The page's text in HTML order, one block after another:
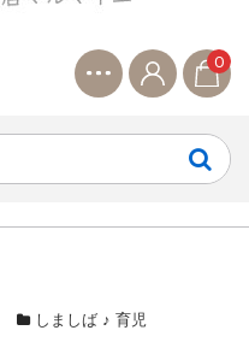
0
しましば ♪ 育児